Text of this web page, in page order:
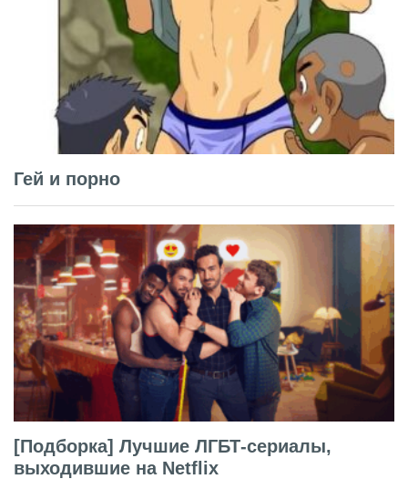
Гей и порно
[Подборка] Лучшие ЛГБТ-сериалы,
выходившие на Netflix